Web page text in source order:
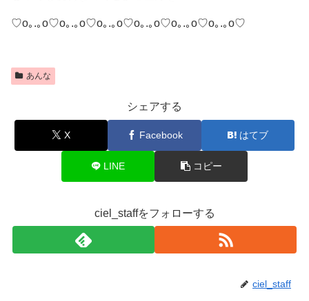
♡o｡.｡o♡o｡.｡o♡o｡.｡o♡o｡.｡o♡o｡.｡o♡o｡.｡o♡
あんな
シェアする
X Facebook はてブ
LINE コピー
ciel_staffをフォローする
ciel_staff